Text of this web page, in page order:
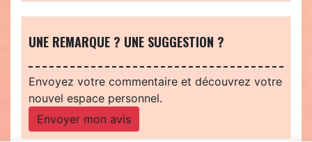
UNE REMARQUE ? UNE SUGGESTION ?
Envoyez votre commentaire et découvrez votre
nouvel espace personnel.
Envoyer mon avis